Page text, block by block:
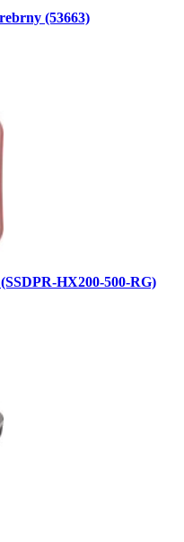
(53663)
HX200-500-RG)